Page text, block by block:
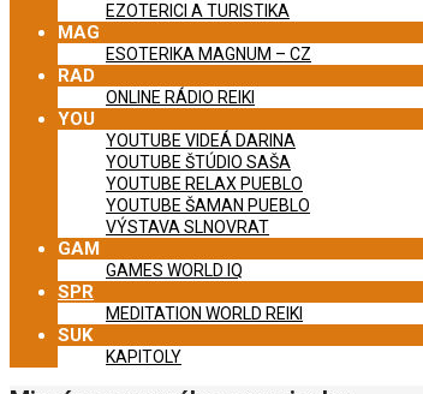
EZOTERICI A TURISTIKA
MAG
ESOTERIKA MAGNUM – CZ
RAD
ONLINE RÁDIO REIKI
YOU
YOUTUBE VIDEÁ DARINA
YOUTUBE ŠTÚDIO SAŠA
YOUTUBE RELAX PUEBLO
YOUTUBE ŠAMAN PUEBLO
VÝSTAVA SLNOVRAT
GAM
GAMES WORLD IQ
SPR
MEDITATION WORLD REIKI
SUK
KAPITOLY